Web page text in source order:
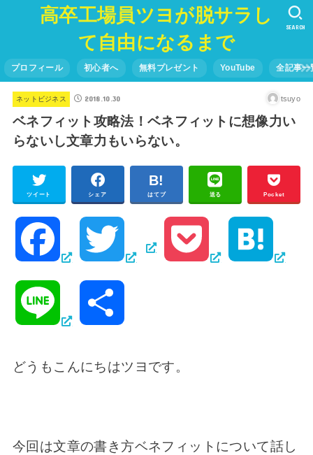
高卒工場員ツヨが脱サラし
て自由になるまで
プロフィール 初心者へ 無料プレゼント YouTube 全記事一
SEARCH
ネットビジネス 2018.10.30 tsuyo
ベネフィット攻略法！ベネフィットに想像力い
らないし文章力もいらない。
ツイート シェア はてブ 送る Pocket
a
c
e t
どうもこんにちはツヨです。
今回は文章の書き方ベネフィットについて話し